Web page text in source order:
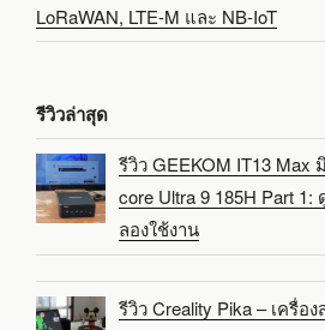
LoRaWAN, LTE-M และ NB-IoT
รีวิวล่าสุด
รีวิว GEEKOM IT13
core Ultra 9 185H Part
ลองใช้งาน
รีวิว Creality Pika – เครื่